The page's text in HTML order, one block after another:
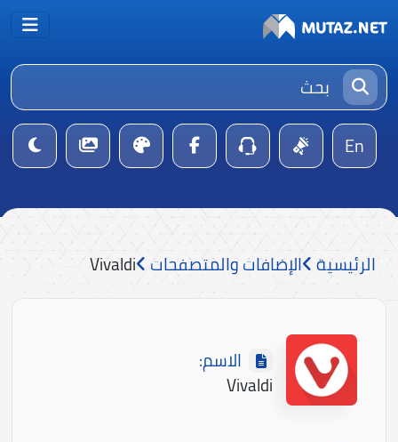
En
الرئيسية الإضافات والمتصفحات Vivaldi
الاسم:
Vivaldi